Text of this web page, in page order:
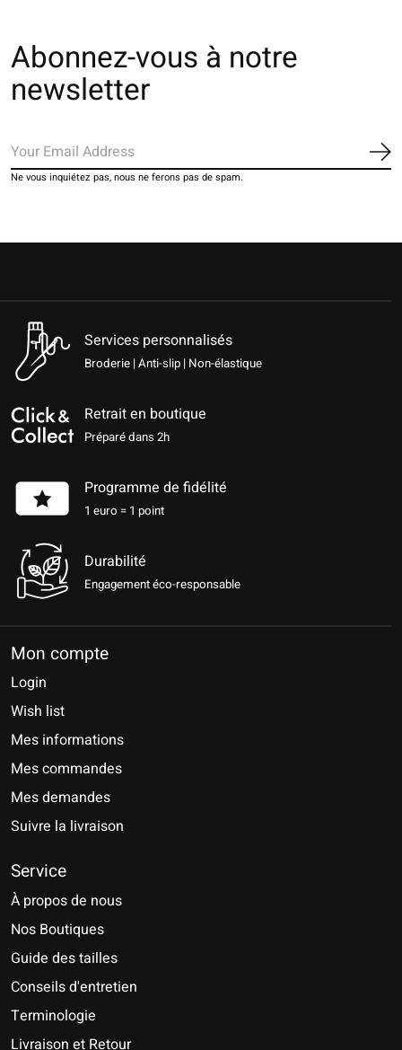
Abonnez-vous à notre
newsletter
Ne vous inquiétez pas, nous ne ferons pas de spam.
Services personnalisés
Broderie | Anti-slip | Non-élastique
Retrait en boutique
Préparé dans 2h
Programme de fidélité
1 euro = 1 point
Durabilité
Engagement éco-responsable
Mon compte
Login
Wish list
Mes informations
Mes commandes
Mes demandes
Suivre la livraison
Service
À propos de nous
Nos Boutiques
Guide des tailles
Conseils d'entretien
Terminologie
Livraison et Retour